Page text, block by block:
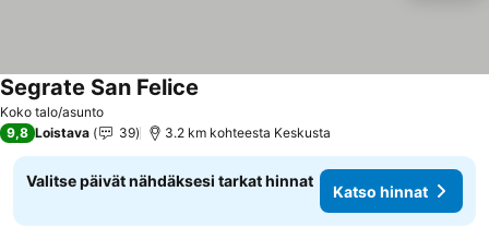
Koko talo/asunto
Segrate San Felice
9,8 Loistava 39 3.2 km kohteesta Keskusta
Valitse päivät nähdäksesi tarkat hinnat
Katso hinnat